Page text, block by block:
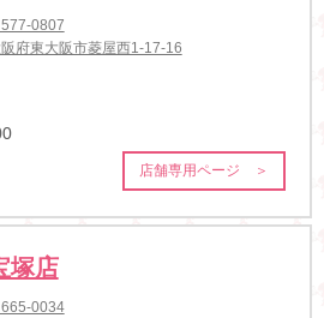
0807
府東大阪市菱屋西1-17-16
店舗専用ページ ＞
塚店
665-0034